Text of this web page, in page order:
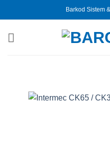
atla
Barkod Sistem